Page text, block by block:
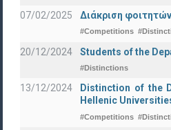
07/02/2025 Διάκριση
#Competitions
20/12/2024 Students of the
#Distinctions
13/12/2024
Distinction of the
Hellenic
#Competitions